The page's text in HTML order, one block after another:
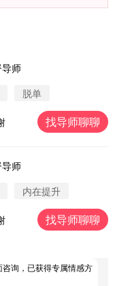
师
脱单
找导师聊聊
师
内在提升
找导师聊聊
询，已获得专属情感方
询，已获得专属情感方
咨询，已获得专属情感
询，已获得专属情感方